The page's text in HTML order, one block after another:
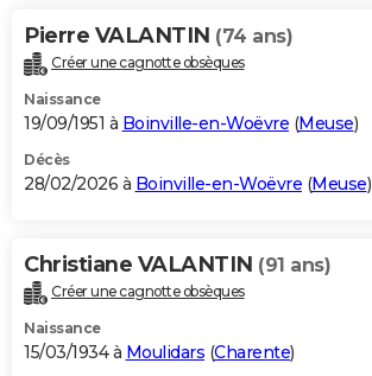
Bricolage
Lifestyle
Culture
Sport
Auto
Television
Voyage
Cinema
Pierre VALANTIN (74 ans)
Créer une cagnotte obsèques
Naissance
19/09/1951 à Boinville-en-Woëvre (Meuse)
Décès
28/02/2026 à Boinville-en-Woëvre (Meuse)
Christiane VALANTIN (91 ans)
Créer une cagnotte obsèques
Naissance
15/03/1934 à Moulidars (Charente)